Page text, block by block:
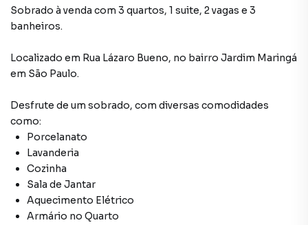
Porcelanato
Armário Cozinha
Sobrado à venda com 3 quartos, 1 suite, 2 vagas e 3
banheiros.
Localizado em Rua Lázaro Bueno, no bairro Jardim Maringá
em São Paulo.
Desfrute de um sobrado, com diversas comodidades
como:
Porcelanato
Lavanderia
Cozinha
Sala de Jantar
Aquecimento Elétrico
Armário no Quarto